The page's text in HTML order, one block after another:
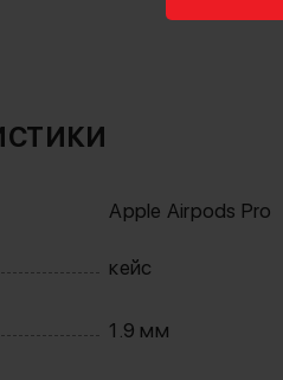
Apple Airpods Pro
кейс
1.9 мм